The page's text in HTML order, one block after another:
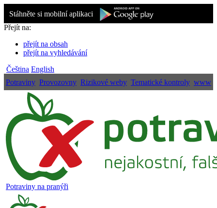
Stáhněte si mobilní aplikaci
Přejít na:
přejít na obsah
přejít na vyhledávání
Čeština English
Potraviny Provozovny Rizikové weby Tematické kontroly www
Potraviny na pranýři